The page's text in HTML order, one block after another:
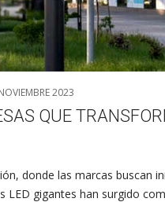
2023
QUE
donde las marcas buscan
LED gigantes han surgido